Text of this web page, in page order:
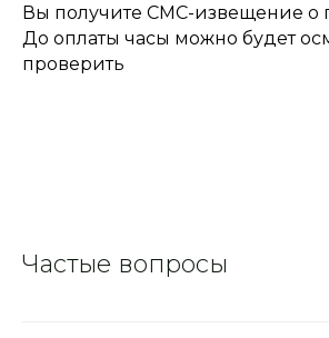
Вы получите СМС-извещение о
До оплаты часы можно будет
проверить
Частые вопросы